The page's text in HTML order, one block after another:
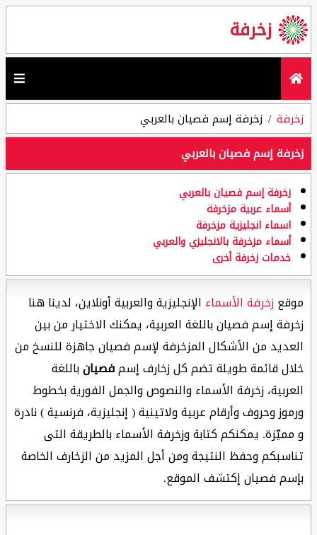
زخرفة
زخرفة
زخرفة إسم فصيان بالعربي
زخرفة إسم فصيان بالعربي
زخرفة إسم فصيان بالعربي
أسماء عربية مزخرفة
اسماء انجليزية مزخرفة
أسماء مزخرفة بالانجليزي والعربي
خدمات زخرفة أخرى
موقعزخرفة الأسماء الإنجليزية والعربية أونلاين، لدينا هنا
زخرفة إسم فصيان باللغة العربية، يمكنك الاختيار من بين
العديد من الأشكال المزخرفة لإسم فصيان جاهزة للنسخ من
خلال قائمة طويلة تضم كل زخارف إسمفصيانباللغة
العربية، زخرفة الأسماء والنصوص والجمل الفورية بخطوط
ورموز وحروف وأرقام عربية ولاتينية ( إنجليزية، فرنسية ) نادرة
و مميّزة. يمكنكم كتابة وزخرفة الأسماء بالطريقة التى
تناسبكم وحفظ النتيجة ومن أجل المزيد من الزخارف الخاصة
بإسم فصيان إكتشف الموقع.